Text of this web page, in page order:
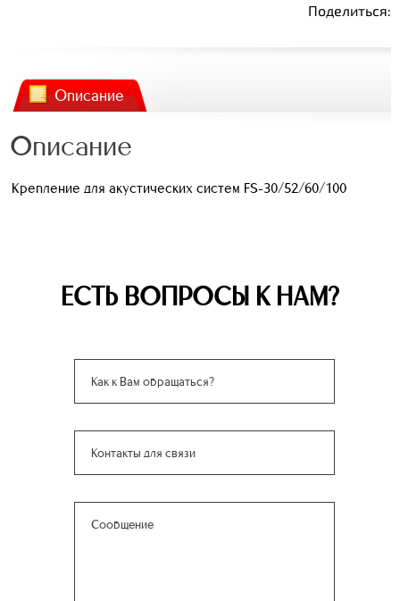
Поделиться:
Описание
Описание
Крепление для акустических систем FS-30/52/60/100
ЕСТЬ ВОПРОСЫ К НАМ?